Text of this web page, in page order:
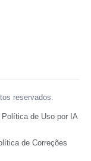
reservados.
Política de Uso por IA
de Correções